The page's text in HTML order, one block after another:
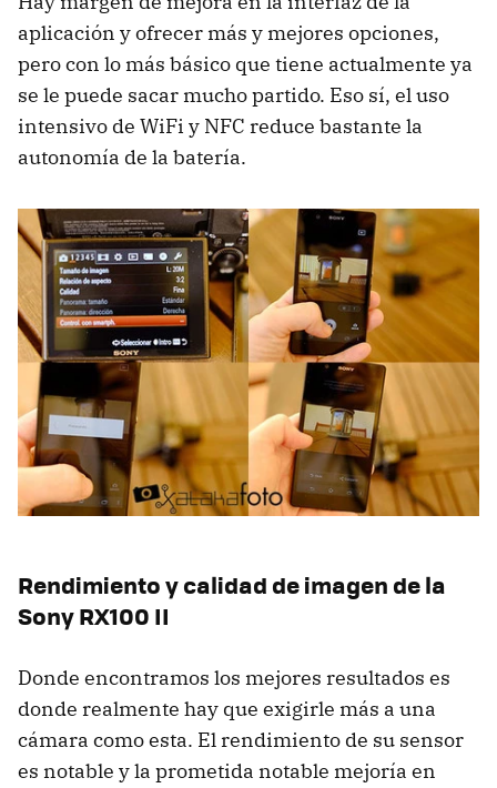
aplicación y ofrecer más y mejores opciones,
pero con lo más básico que tiene actualmente ya
se le puede sacar mucho partido. Eso sí, el uso
intensivo de WiFi y NFC reduce bastante la
autonomía de la batería.
Rendimiento y calidad de imagen de la
Sony RX100 II
Donde encontramos los mejores resultados es
donde realmente hay que exigirle más a una
cámara como esta. El rendimiento de su sensor
es notable y la prometida notable mejoría en